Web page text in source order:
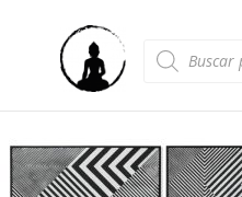
de
productos